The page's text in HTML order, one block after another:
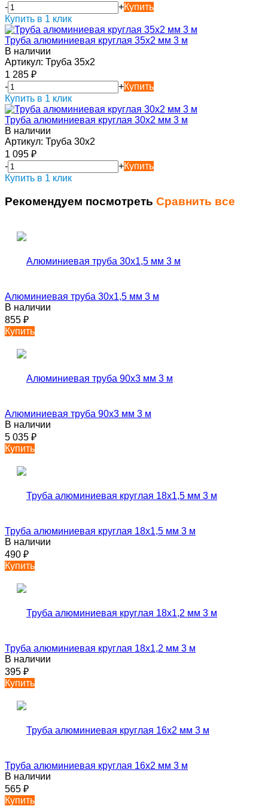
-
+Купить
Купить в 1 клик
Труба алюминиевая круглая 35х2 мм 3 м
В наличии
Артикул: Труба 35х2
1 285 ₽
-
+Купить
Купить в 1 клик
Труба алюминиевая круглая 30х2 мм 3 м
В наличии
Артикул: Труба 30х2
1 095 ₽
-
+Купить
Купить в 1 клик
Рекомендуем посмотреть Сравнить все
Алюминиевая труба 30х1,5 мм 3 м
В наличии
855 ₽
Купить
Алюминиевая труба 90х3 мм 3 м
В наличии
5 035 ₽
Купить
Труба алюминиевая круглая 18х1,5 мм 3 м
В наличии
490 ₽
Купить
Труба алюминиевая круглая 18х1,2 мм 3 м
В наличии
395 ₽
Купить
Труба алюминиевая круглая 16х2 мм 3 м
В наличии
565 ₽
Купить